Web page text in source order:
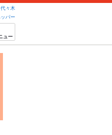
代々木
パー
ュー